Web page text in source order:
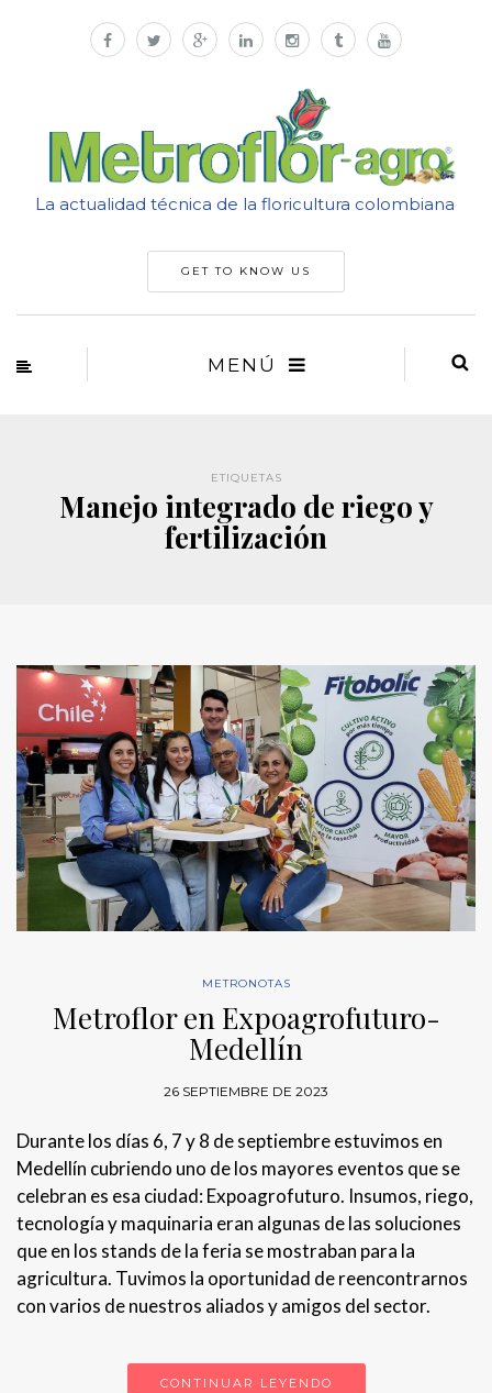
La actualidad técnica de la floricultura colombiana
GET TO KNOW US
MENÚ
ETIQUETAS
Manejo integrado de riego y
fertilización
METRONOTAS
Metroflor en Expoagrofuturo-
Medellín
26 SEPTIEMBRE DE 2023
Durante los días 6, 7 y 8 de septiembre estuvimos en
Medellín cubriendo uno de los mayores eventos que se
celebran es esa ciudad: Expoagrofuturo. Insumos, riego,
tecnología y maquinaria eran algunas de las soluciones
que en los stands de la feria se mostraban para la
agricultura. Tuvimos la oportunidad de reencontrarnos
con varios de nuestros aliados y amigos del sector.
CONTINUAR LEYENDO